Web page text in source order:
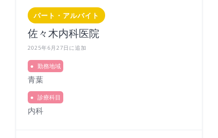
パート・アルバイト
佐々木内科医院
2025年6月27日に追加
勤務地域
青葉
診療科目
内科